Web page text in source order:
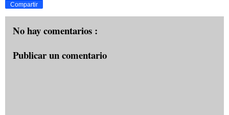
Compartir
No hay comentarios :
Publicar un comentario